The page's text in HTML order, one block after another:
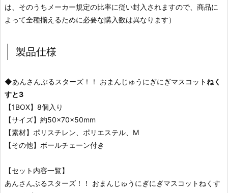
は、そのうちメーカー規定の比率に従い封入されますので、商品に
よって全種揃えるために必要な購入数は異なります）
製品仕様
◆あんさんぶるスターズ！！ おまんじゅうにぎにぎマスコットねく
すと3
【1BOX】8個入り
【サイズ】約50×70×50mm
【素材】ポリスチレン、ポリエステル、M
【その他】ボールチェーン付き
【セット内容一覧】
あんさんぶるスターズ！！ おまんじゅうにぎにぎマスコットねくす